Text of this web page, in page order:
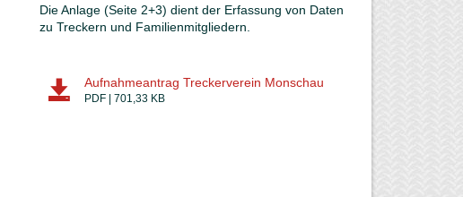
Die Anlage (Seite 2+3) dient der Erfassung von Daten
zu Treckern und Familienmitgliedern.
Aufnahmeantrag Treckerverein Monschau
PDF | 701,33 KB